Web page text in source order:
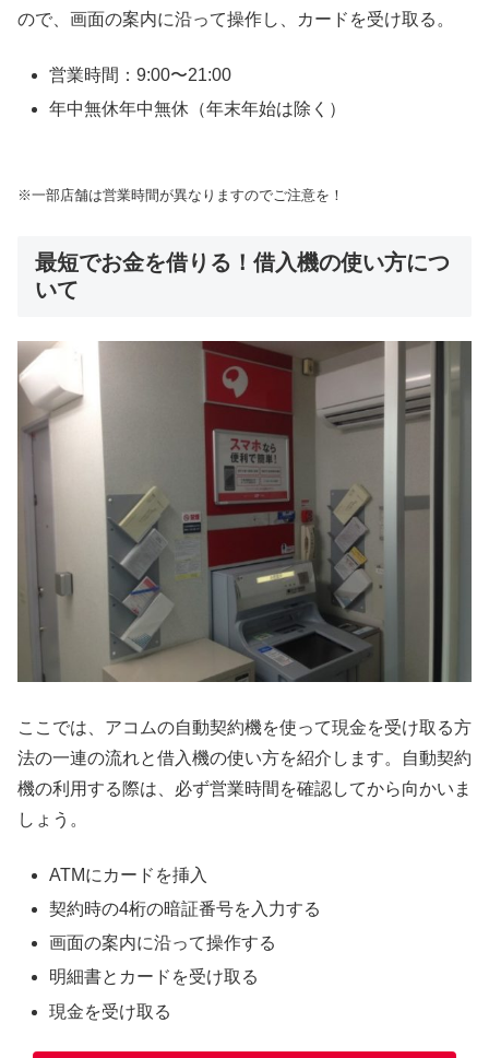
ので、画面の案内に沿って操作し、カードを受け取る。
営業時間：9:00〜21:00
年中無休年中無休（年末年始は除く）
※一部店舗は営業時間が異なりますのでご注意を！
最短でお金を借りる！借入機の使い方につ
いて
ここでは、アコムの自動契約機を使って現金を受け取る方
法の一連の流れと借入機の使い方を紹介します。自動契約
機の利用する際は、必ず営業時間を確認してから向かいま
しょう。
ATMにカードを挿入
契約時の4桁の暗証番号を入力する
画面の案内に沿って操作する
明細書とカードを受け取る
現金を受け取る